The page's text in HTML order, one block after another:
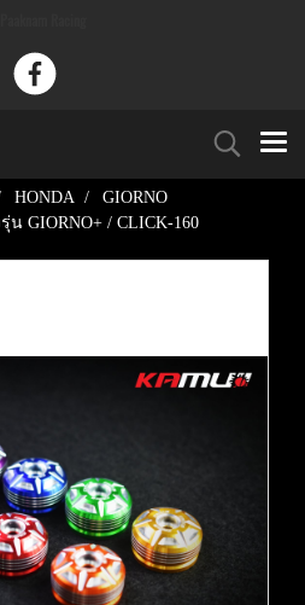
HONDA
GIORNO
GIORNO+ / CLICK-160